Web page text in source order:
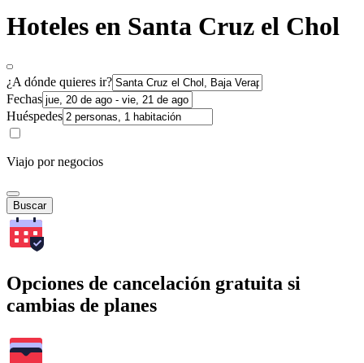
Hoteles en Santa Cruz el Chol
¿A dónde quieres ir?
Fechas
Huéspedes
Viajo por negocios
Buscar
Opciones de cancelación gratuita si
cambias de planes